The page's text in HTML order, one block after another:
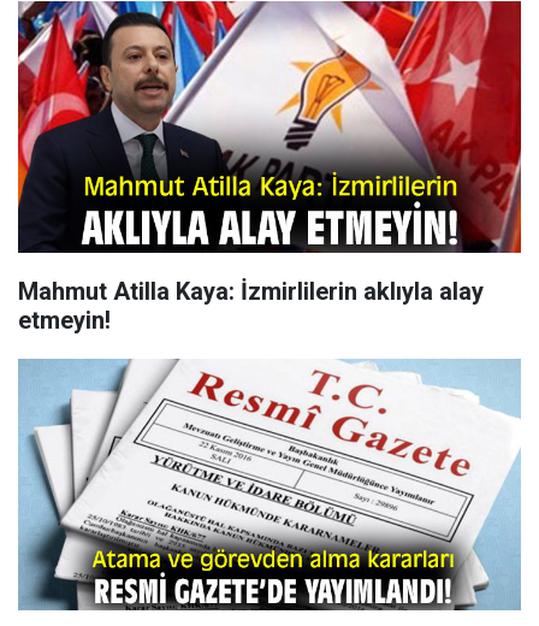
Mahmut Atilla Kaya: İzmirlilerin aklıyla alay
etmeyin!